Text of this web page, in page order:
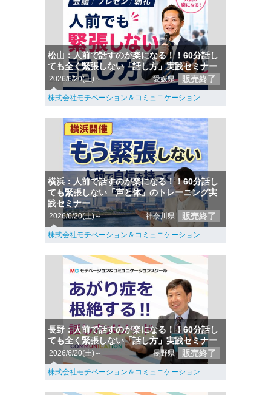
松山：人前で話すのが楽になる！！60分話し
ても全く緊張しない「話し方」実践セミナー
2026/6/20(土)～ 愛媛県 販売終了
株式会社モチベーション＆コミュニケーション
横浜：人前で話すのが楽になる！！60分話し
ても緊張しない「声と体」のトレーニング実
践セミナー
2026/6/20(土)～ 神奈川県 販売終了
株式会社モチベーション＆コミュニケーション
長野：人前で話すのが楽になる！！60分話し
ても全く緊張しない「話し方」実践セミナー
2026/6/20(土)～ 長野県 販売終了
株式会社モチベーション＆コミュニケーション